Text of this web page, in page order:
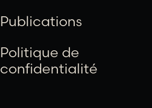
Publications
Politique de
confidentialité